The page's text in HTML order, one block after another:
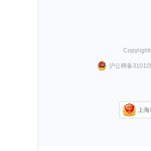
沪公网备
上海